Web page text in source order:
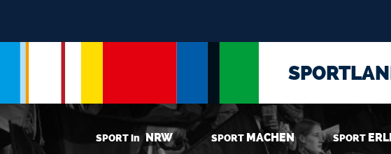
SPORT in NRW SPORT MACHEN SPORT